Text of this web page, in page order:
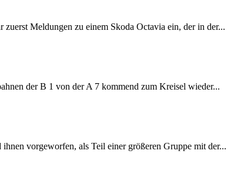
Meldungen zu einem Skoda Octavia ein, der in der...
der B 1 von der A 7 kommend zum Kreisel wieder...
vorgeworfen, als Teil einer größeren Gruppe mit der...